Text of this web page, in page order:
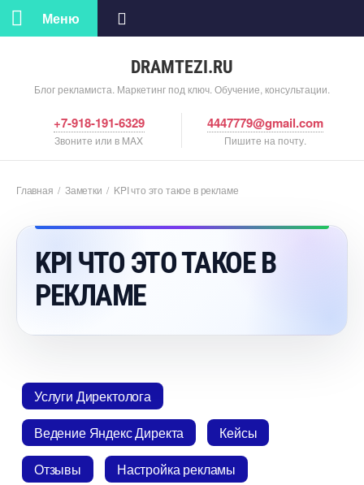
DRAMTEZI.RU
Блог рекламиста. Маркетинг под ключ. Обучение, консультации.
Меню
+7-918-191-6329
Звоните или в MAX
4447779@gmail.com
Пишите на почту.
Главная / Заметки / KPI что это такое в рекламе
KPI ЧТО ЭТО ТАКОЕ
РЕКЛАМЕ
Услуги Директолога
едение Яндекс Директа
Кейсы
Отзывы
Настройка рекламы